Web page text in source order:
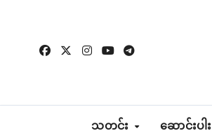
content
သတင်း ဆောင်းပါး